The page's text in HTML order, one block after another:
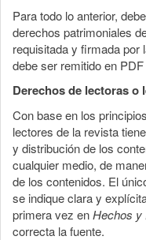
Para todo lo anterior,
derechos patrimoniales
requisitada y firmada por
debe ser remitido en
Derechos de lectoras o
Con base en los
lectores de la revista
y distribución de los
cualquier medio, de
de los contenidos. El
se indique clara y
primera vez enHechos y
correcta la fuente.